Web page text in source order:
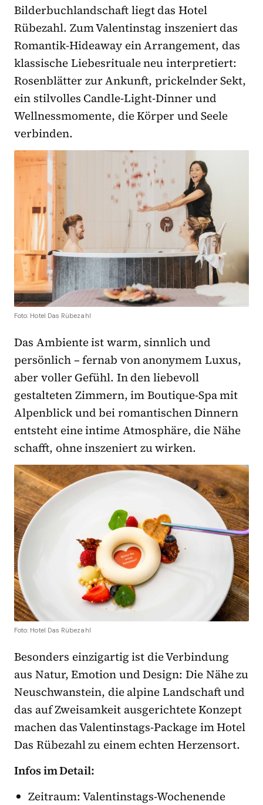
Bilderbuchlandschaft liegt das Hotel
Rübezahl. Zum Valentinstag inszeniert das
Romantik-Hideaway ein Arrangement, das
klassische Liebesrituale neu interpretiert:
Rosenblätter zur Ankunft, prickelnder Sekt,
ein stilvolles Candle-Light-Dinner und
Wellnessmomente, die Körper und Seele
verbinden.
Foto: Hotel Das Rübezahl
Das Ambiente ist warm, sinnlich und
persönlich – fernab von anonymem Luxus,
aber voller Gefühl. In den liebevoll
gestalteten Zimmern, im Boutique-Spa mit
Alpenblick und bei romantischen Dinnern
entsteht eine intime Atmosphäre, die Nähe
schafft, ohne inszeniert zu wirken.
Foto: Hotel Das Rübezahl
Besonders einzigartig ist die Verbindung
aus Natur, Emotion und Design: Die Nähe zu
Neuschwanstein, die alpine Landschaft und
das auf Zweisamkeit ausgerichtete Konzept
machen das Valentinstags-Package im Hotel
Das Rübezahl zu einem echten Herzensort.
Infos im Detail:
Zeitraum: Valentinstags-Wochenende